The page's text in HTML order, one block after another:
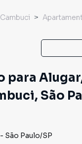
Cambuci
São
- São Paulo/SP